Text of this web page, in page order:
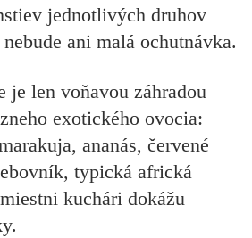
jednotlivých druhov
ani malá ochutnávka.
je len voňavou záhradou
exotického ovocia:
ananás, červené
typická africká
kuchári dokážu